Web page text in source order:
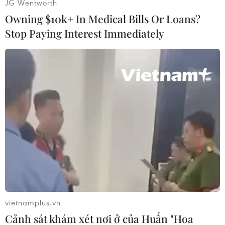
#Google #Hệ điều hành
JG Wentworth
Owning $10k+ In Medical Bills Or Loans?
Stop Paying Interest Immediately
vietnamplus.vn
Cảnh sát khám xét nơi ở của Huấn "Hoa